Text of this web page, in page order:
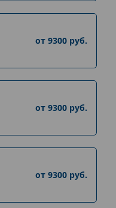
от 9300 руб.
от 9300 руб.
от 9300 руб.